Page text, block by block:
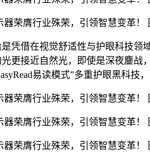
凭借在视觉舒适性与护眼科技
更接近自然光，即使是深夜鏖
易读模式”多重护眼黑科技